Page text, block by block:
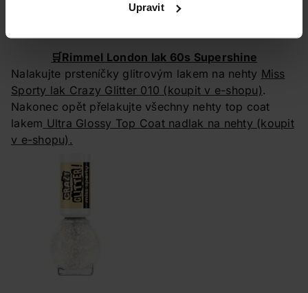
Upravit
🛒Rimmel London lak 60s Supershine
Nalakujte prsteníčky glitrovým lakem na nehty Miss
Sporty lak Crazy Glitter 010 (koupit v e-shopu).
Nakonec opět přelakujte všechny nehty top coat
lakem Ultra Glossy Top Coat nadlak na nehty (koupit
v e-shopu) .